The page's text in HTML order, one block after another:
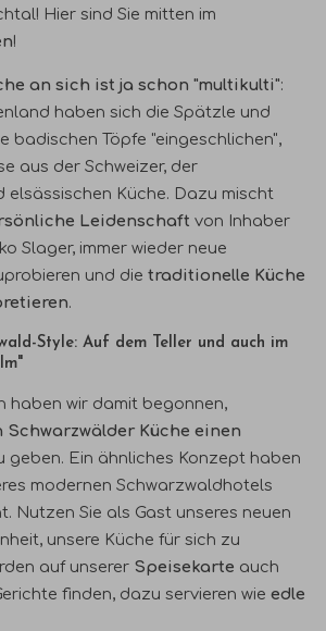
Hier sind Sie mitten im
!
an sich ist ja schon "multikulti":
haben sich die Spätzle und
badischen Töpfe "eingeschlichen",
aus der Schweizer, der
elsässischen Küche. Dazu mischt
Leidenschaft von Inhaber
Slager, immer wieder neue
und dietraditionelle Küche
.
Style: Auf dem Teller und auch im
haben wir damit begonnen,
Schwarzwälder Küche einen
geben. Ein ähnliches Konzept haben
modernen Schwarzwaldhotels
Nutzen Sie als Gast unseres neuen
unsere Küche für sich zu
auf unserer Speisekarte auch
finden, dazu servieren wieedle